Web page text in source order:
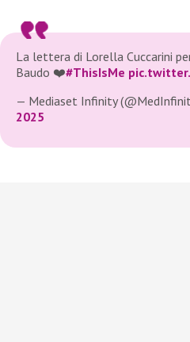
La lettera di Lorella Cuccarini
Baudo ❤️#ThisIsMe
— Mediaset Infinity
2025